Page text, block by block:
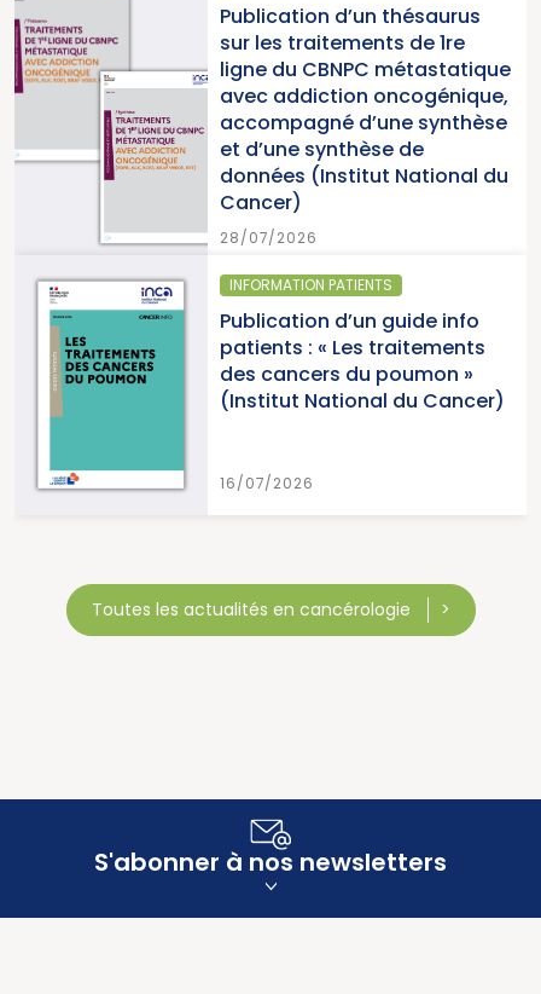
thésaurus
de 1re
métastatique
oncogénique,
synthèse
de
National du
guide info
traitements
poumon »
du Cancer)
Parution du
2025 « Une
pour la lutte
cancers »
du Cancer)
15/07/2026
SANTÉ PUBLIQUE -
Parution du
cancers en
2026 (Institut
Cancer)
Toutes les actualités en cancérologie
S'abonner à nos newsletters